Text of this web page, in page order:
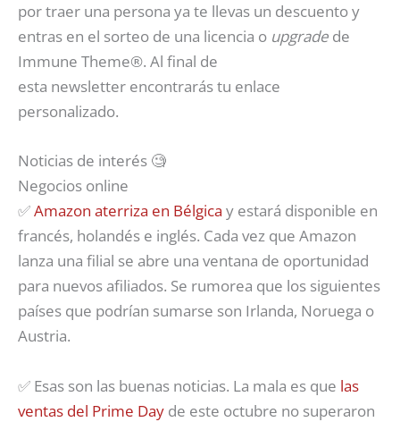
por traer una persona ya te llevas un descuento y
entras en el sorteo de una licencia o upgrade de
Immune Theme®. Al final de
esta newsletter encontrarás tu enlace
personalizado.
Noticias de interés 🧐
Negocios online
✅Amazon aterriza en Bélgica y estará disponible en
francés, holandés e inglés. Cada vez que Amazon
lanza una filial se abre una ventana de oportunidad
para nuevos afiliados. Se rumorea que los siguientes
países que podrían sumarse son Irlanda, Noruega o
Austria.
✅ Esas son las buenas noticias. La mala es que las
ventas del Prime Day de este octubre no superaron